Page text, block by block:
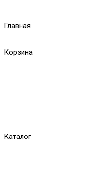
Главная
Корзина
Каталог